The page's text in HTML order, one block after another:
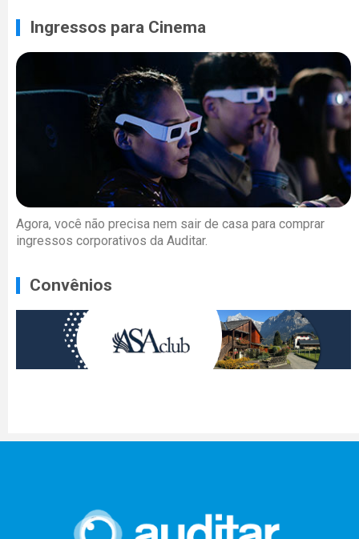
Ingressos para Cinema
Agora, você não precisa nem sair de casa para comprar
ingressos corporativos da Auditar.
Convênios